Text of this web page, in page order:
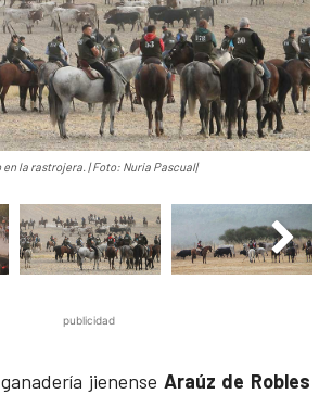
la rastrojera. | Foto: Nuria Pascual|
publicidad
jienense Araúz de Robles